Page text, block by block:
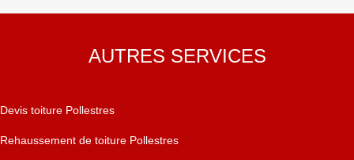
AUTRES SERVICES
Devis toiture Pollestres
Rehaussement de toiture Pollestres